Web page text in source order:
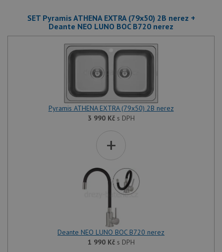
SET Pyramis ATHENA EXTRA (79x50) 2B nerez +
Deante NEO LUNO BOC B720 nerez
Pyramis ATHENA EXTRA (79x50) 2B nerez
3 990 Kčs DPH
+
Deante NEO LUNO BOC B720 nerez
1 990 Kčs DPH